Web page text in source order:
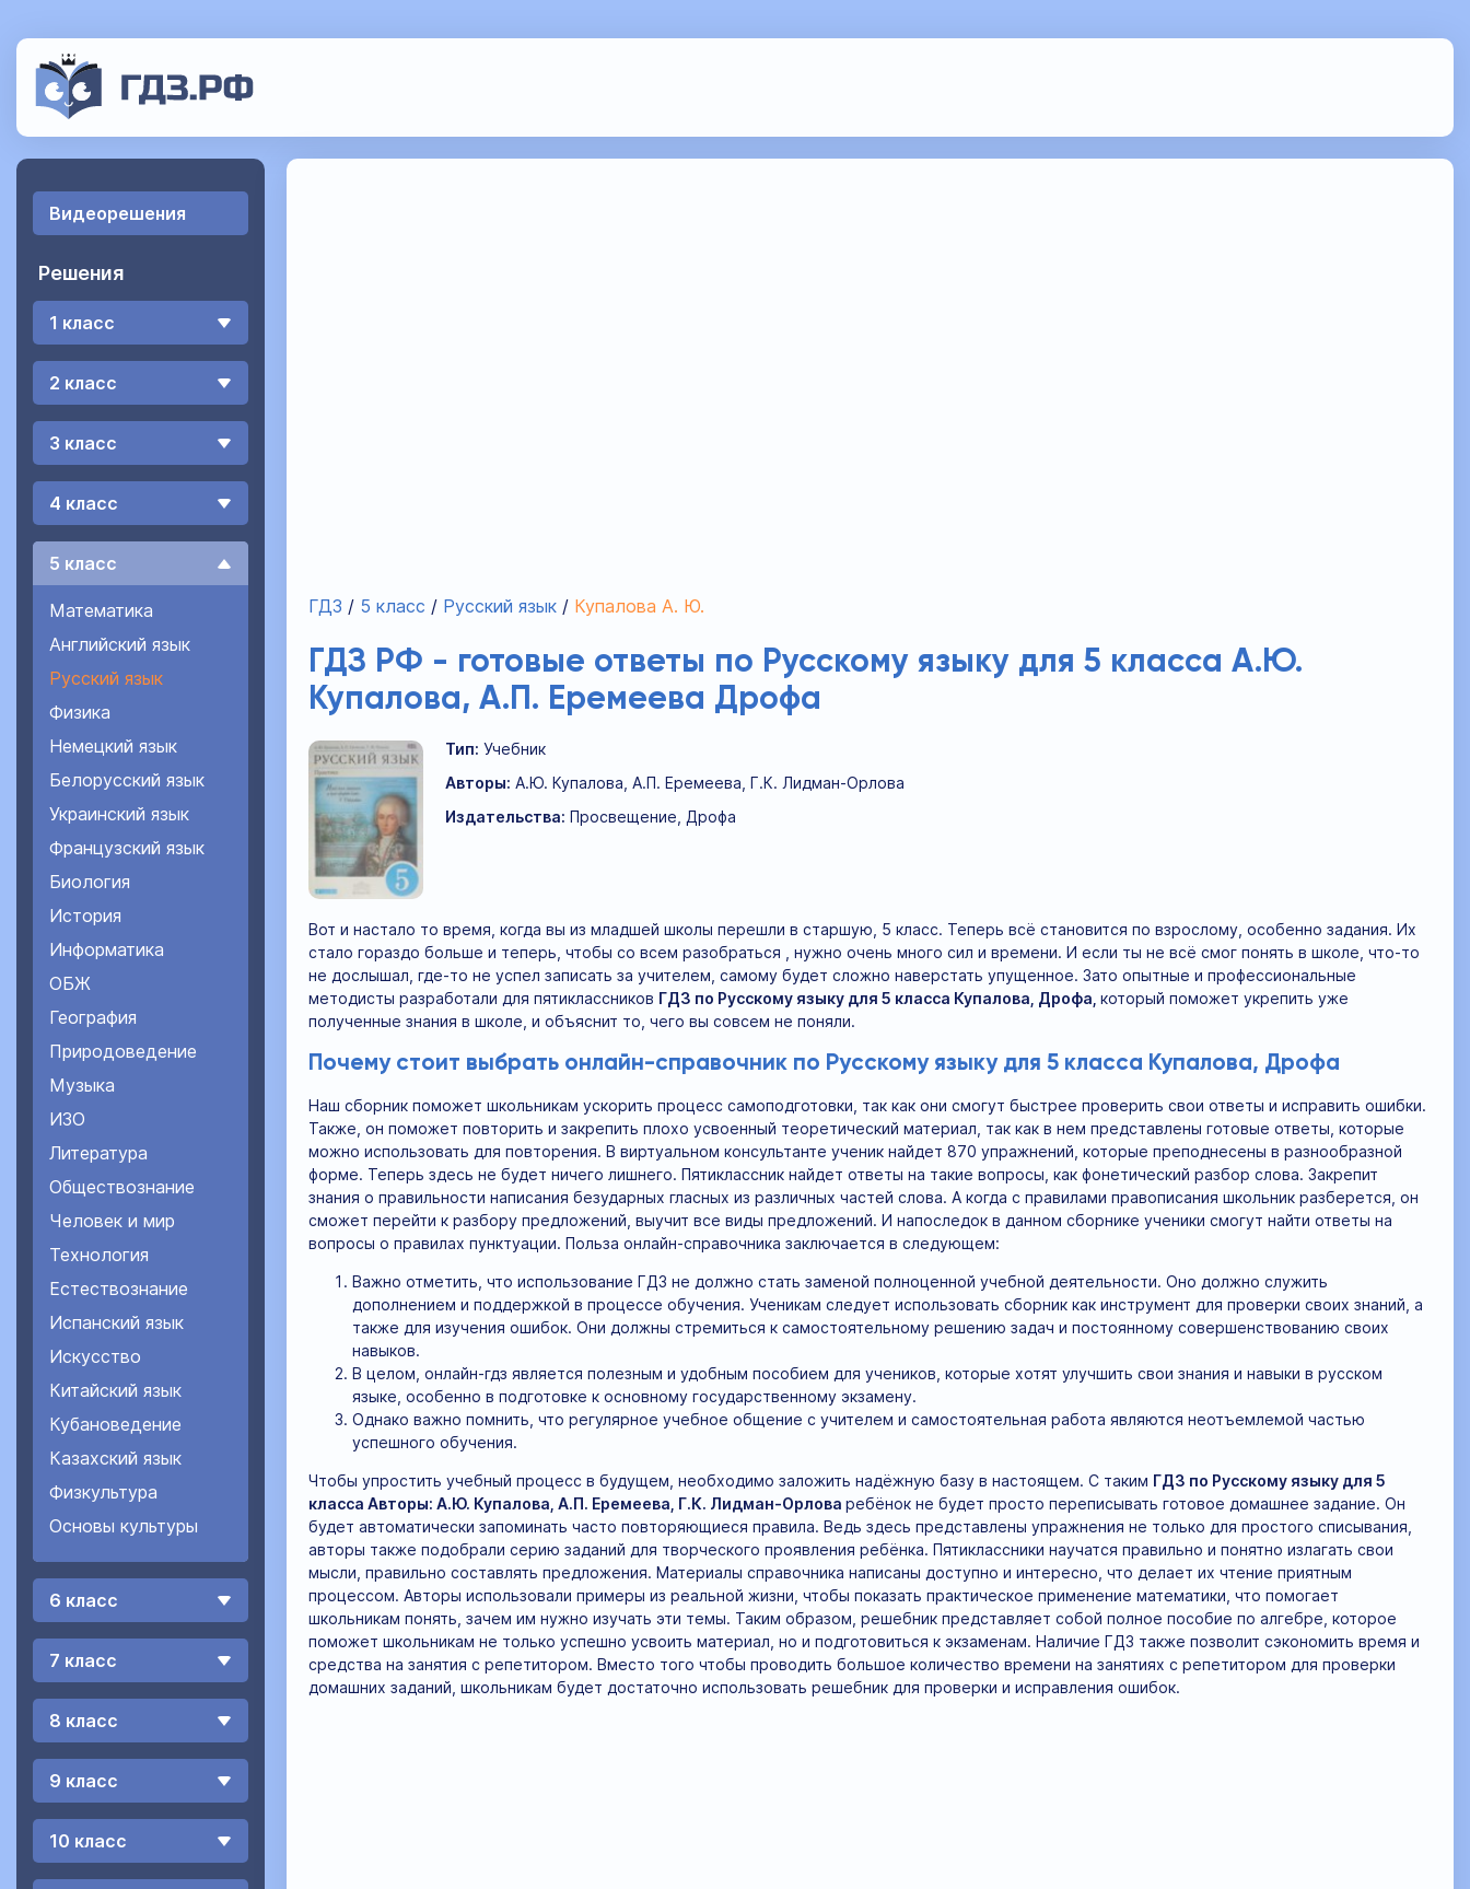
Видеорешения
Решения
1 класс
2 класс
3 класс
4 класс
5 класс
Математика
Английский язык
Русский язык
Физика
Немецкий язык
Белорусский язык
Украинский язык
Французский язык
Биология
История
Информатика
ОБЖ
География
Природоведение
Музыка
ИЗО
Литература
Обществознание
Человек и мир
Технология
Естествознание
Испанский язык
Искусство
Китайский язык
Кубановедение
Казахский язык
Физкультура
Основы культуры
6 класс
7 класс
8 класс
9 класс
10 класс
ГДЗ 5 класс Русский язык Купалова А. Ю.
ГДЗ РФ - готовые ответы по Русскому языку для 5 класса А.Ю.
Купалова, А.П. Еремеева Дрофа
Тип: Учебник
Авторы: А.Ю. Купалова, А.П. Еремеева, Г.К. Лидман-Орлова
Издательства: Просвещение, Дрофа
Вот и настало то время, когда вы из младшей школы перешли в старшую, 5 класс. Теперь всё становится по взрослому, особенно задания. Их
стало гораздо больше и теперь, чтобы со всем разобраться , нужно очень много сил и времени. И если ты не всё смог понять в школе, что-то
не дослышал, где-то не успел записать за учителем, самому будет сложно наверстать упущенное. Зато опытные и профессиональные
методисты разработали для пятиклассников ГДЗ по Русскому языку для 5 класса Купалова, Дрофа, который поможет укрепить уже
полученные знания в школе, и объяснит то, чего вы совсем не поняли.
Почему стоит выбрать онлайн-справочник по Русскому языку для 5 класса Купалова, Дрофа
Наш сборник поможет школьникам ускорить процесс самоподготовки, так как они смогут быстрее проверить свои ответы и исправить ошибки.
Также, он поможет повторить и закрепить плохо усвоенный теоретический материал, так как в нем представлены готовые ответы, которые
можно использовать для повторения. В виртуальном консультанте ученик найдет 870 упражнений, которые преподнесены в разнообразной
форме. Теперь здесь не будет ничего лишнего. Пятиклассник найдет ответы на такие вопросы, как фонетический разбор слова. Закрепит
знания о правильности написания безударных гласных из различных частей слова. А когда с правилами правописания школьник разберется, он
сможет перейти к разбору предложений, выучит все виды предложений. И напоследок в данном сборнике ученики смогут найти ответы на
вопросы о правилах пунктуации. Польза онлайн-справочника заключается в следующем:
Важно отметить, что использование ГДЗ не должно стать заменой полноценной учебной деятельности. Оно должно служить
дополнением и поддержкой в процессе обучения. Ученикам следует использовать сборник как инструмент для проверки своих знаний, а
также для изучения ошибок. Они должны стремиться к самостоятельному решению задач и постоянному совершенствованию своих
навыков.
В целом, онлайн-гдз является полезным и удобным пособием для учеников, которые хотят улучшить свои знания и навыки в русском
языке, особенно в подготовке к основному государственному экзамену.
Однако важно помнить, что регулярное учебное общение с учителем и самостоятельная работа являются неотъемлемой частью
успешного обучения.
Чтобы упростить учебный процесс в будущем, необходимо заложить надёжную базу в настоящем. С таким ГДЗ по Русскому языку для 5
класса Авторы: А.Ю. Купалова, А.П. Еремеева, Г.К. Лидман-Орлова ребёнок не будет просто переписывать готовое домашнее задание. Он
будет автоматически запоминать часто повторяющиеся правила. Ведь здесь представлены упражнения не только для простого списывания,
авторы также подобрали серию заданий для творческого проявления ребёнка. Пятиклассники научатся правильно и понятно излагать свои
мысли, правильно составлять предложения. Материалы справочника написаны доступно и интересно, что делает их чтение приятным
процессом. Авторы использовали примеры из реальной жизни, чтобы показать практическое применение математики, что помогает
школьникам понять, зачем им нужно изучать эти темы. Таким образом, решебник представляет собой полное пособие по алгебре, которое
поможет школьникам не только успешно усвоить материал, но и подготовиться к экзаменам. Наличие ГДЗ также позволит сэкономить время и
средства на занятия с репетитором. Вместо того чтобы проводить большое количество времени на занятиях с репетитором для проверки
домашних заданий, школьникам будет достаточно использовать решебник для проверки и исправления ошибок.